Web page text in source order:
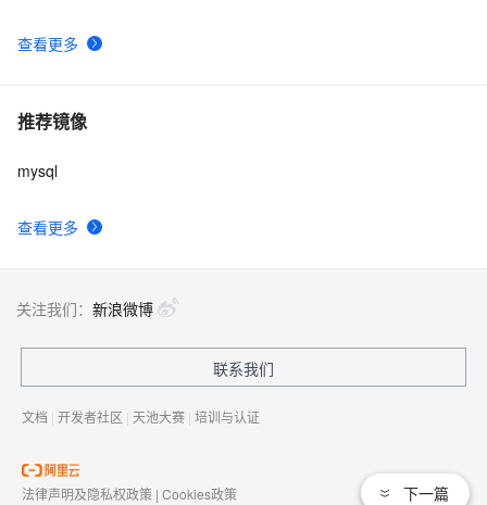
查看更多
推荐镜像
查看更多
mysql
下一篇
关注我们： 新浪微博
联系我们
文档 | 开发者社区 | 天池大赛 | 培训与认证
法律声明及隐私权政策 | Cookies政策